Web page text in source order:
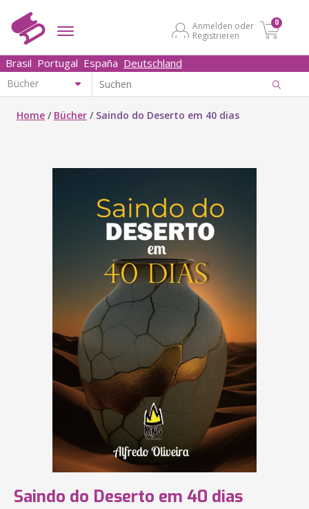
Anmelden oder
Registrieren
0
Brasil Portugal España Deutschland
Home / Bücher / Saindo do Deserto em 40 dias
Saindo do Deserto em 40 dias